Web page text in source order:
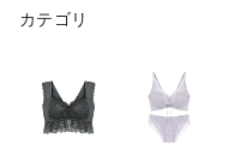
カテゴリ